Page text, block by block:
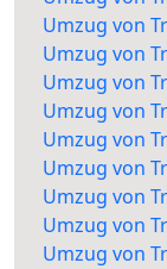
Umzug von
Umzug von
Umzug von
Umzug von
Umzug von
Umzug von
Umzug von
Umzug von
Umzug von